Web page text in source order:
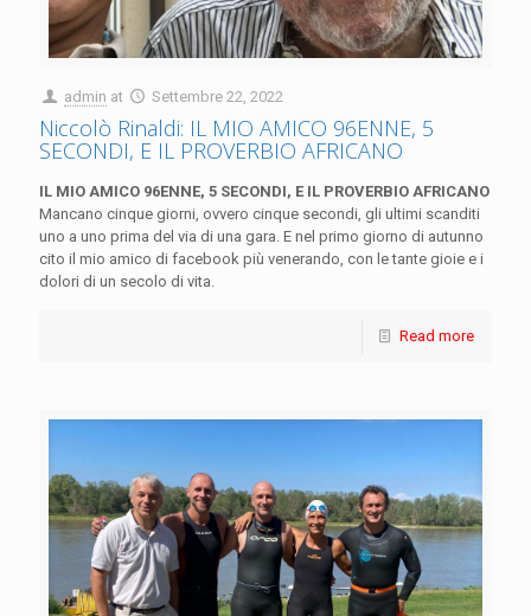
admin at Settembre 22, 2022
Niccolò Rinaldi: IL MIO AMICO 96ENNE, 5
SECONDI, E IL PROVERBIO AFRICANO
IL MIO AMICO 96ENNE, 5 SECONDI, E IL PROVERBIO AFRICANO
Mancano cinque giorni, ovvero cinque secondi, gli ultimi scanditi
uno a uno prima del via di una gara. E nel primo giorno di autunno
cito il mio amico di facebook più venerando, con le tante gioie e i
dolori di un secolo di vita.
Read more